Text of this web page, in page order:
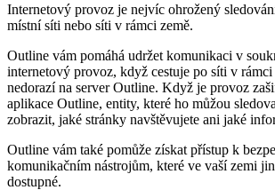
Internetový provoz je nejvíc ohrožený
místní síti nebo síti v rámci země.
Outline vám pomáhá udržet komunikaci v
internetový provoz, když cestuje po síti v rámci
nedorazí na server Outline. Když je provoz
aplikace Outline, entity, které ho můžou
zobrazit, jaké stránky navštěvujete ani jaké
Outline vám také pomůže získat přístup k
komunikačním nástrojům, které ve vaší zemi
dostupné.